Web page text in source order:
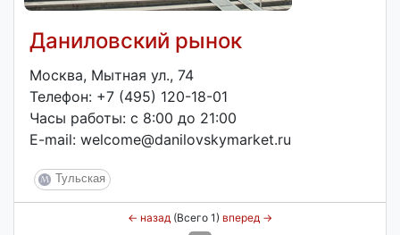
Даниловский рынок
Москва, Мытная ул., 74
Телефон: +7 (495) 120-18-01
Часы работы: с 8:00 до 21:00
E-mail: welcome@danilovskymarket.ru
Тульская
← назад (Всего 1) вперед →